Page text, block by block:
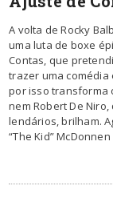
A volta de Rocky
uma luta de boxe
Contas, que
trazer uma comédia
por isso transforma
nem Robert De
lendários, brilham.
“The Kid” McDonnen